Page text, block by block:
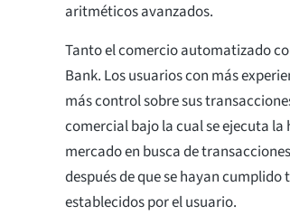
aritméticos avanzados.
Tanto el comercio automatizado
Bank. Los usuarios con más
más control sobre sus
comercial bajo la cual se ejecuta
mercado en busca de
después de que se hayan
establecidos por el usuario.